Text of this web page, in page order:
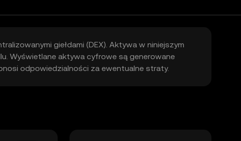
giełdami (DEX). Aktywa w niniejszym
Wyświetlane aktywa cyfrowe są generowane
odpowiedzialności za ewentualne straty.